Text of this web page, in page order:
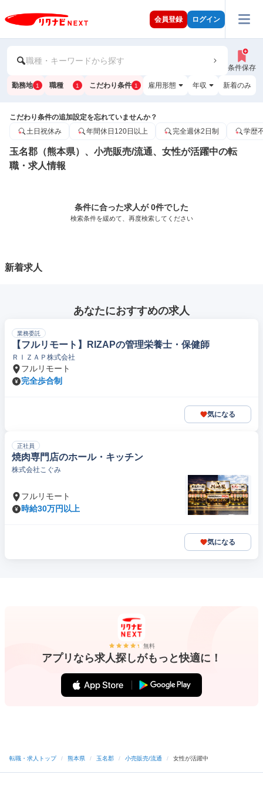
会員登録 ログイン
職種・キーワードから探す
条件保存
勤務地 1 職種 1 こだわり条件 1 雇用形態 年収 新着のみ
こだわり条件の追加設定を忘れていませんか？
土日祝休み
年間休日120日以上 完全週休2日制 学歴
玉名郡（熊本県）、小売販売/流通、女性が活躍中の転
職・求人情報
条件に合った求人が 0件でした
検索条件を緩めて、再度検索してください
新着求人
あなたにおすすめの求人
業務委託
【フルリモート】RIZAPの管理栄養士・保健師
ＲＩＺＡＰ株式会社
フルリモート
完全歩合制
気になる
正社員
焼肉専門店のホール・キッチン
株式会社こぐみ
フルリモート
時給30万円以上
気になる
無料
アプリなら求人探しがもっと快適に！
転職・求人トップ / 熊本県 / 玉名郡 / 小売販売/流通 / 女性が活躍中